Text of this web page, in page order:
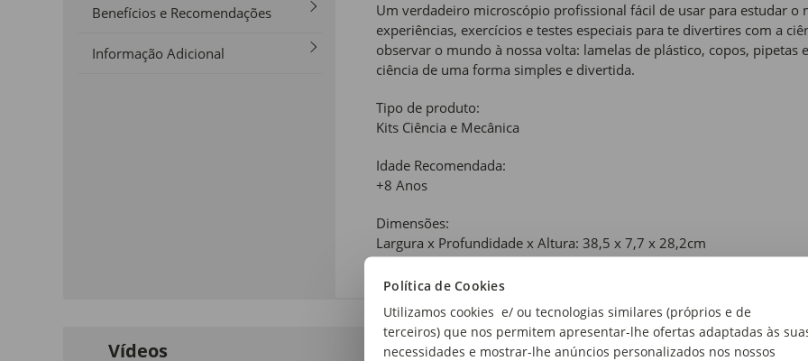
Política de Cookies
Utilizamos cookies e/ ou tecnologias similares (próprios e de
terceiros) que nos permitem apresentar-lhe ofertas adaptadas às
necessidades e mostrar-lhe anúncios personalizados nos nossos
Benefícios e Recomendações
Informação Adicional
Um verdadeiro microscópio profissional fácil de usar para estudar o
experiências, exercícios e testes especiais para te divertires com a
observar o mundo à nossa volta: lamelas de plástico, copos,
ciência de uma forma simples e divertida.
Tipo de produto:
Kits Ciência e Mecânica
Idade Recomendada:
+8 Anos
Dimensões:
Largura x Profundidade x Altura: 38,5 x 7,7 x 28,2cm
Vídeos